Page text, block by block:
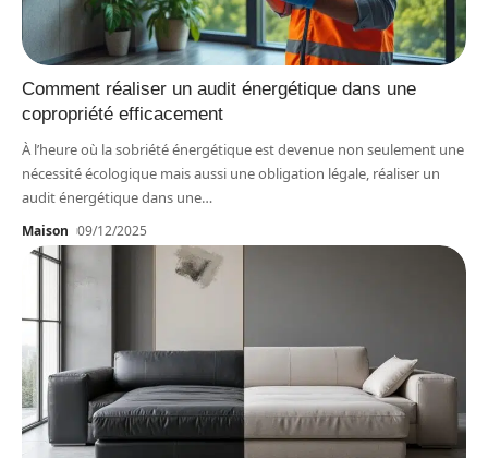
Comment réaliser un audit énergétique dans une
copropriété efficacement
À l’heure où la sobriété énergétique est devenue non seulement une
nécessité écologique mais aussi une obligation légale, réaliser un
audit énergétique dans une…
Maison 09/12/2025